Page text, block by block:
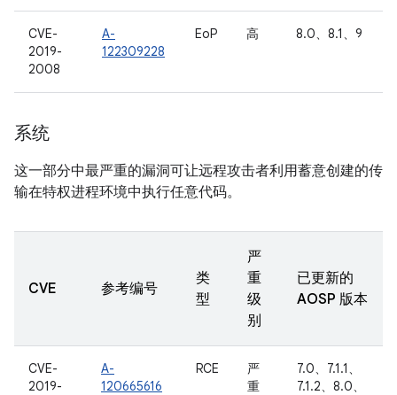
CVE-
2019-
2008
A-
122309228
EoP 高 8.0、8.1、9
系统
这一部分中最严重的漏洞可让远程攻击者利用蓄意创建的传
输在特权进程环境中执行任意代码。
CVE 参考编号
类
型
严
重
级
别
已更新的
AOSP 版本
CVE-
2019-
A-
120665616
RCE
严
重
7.0、7.1.1、
7.1.2、8.0、